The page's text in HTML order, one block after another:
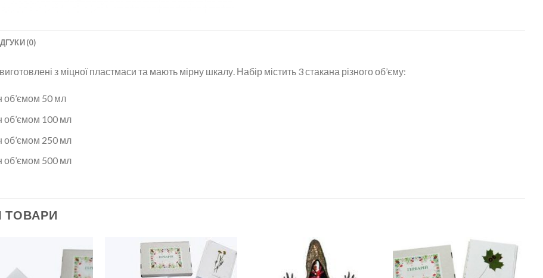
(0)
з міцної пластмаси та мають мірну шкалу. Набір містить 3 стакана різного об’єму:
об’ємом 50 мл
об’ємом 100 мл
об’ємом 250 мл
об’ємом 500 мл
ТОВАРИ